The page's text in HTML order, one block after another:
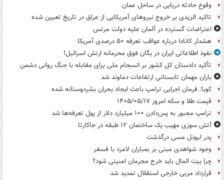
وقوع حادثه دریایی در ساحل عمان
تاکید الزیدی بر خروج نیروهای آمریکایی از عراق در تاریخ تعیین شده
اعتراضات گسترده در آلمان علیه دولت مرتس
هشدار کانادا درباره عواقب تعرفه ۵۰ درصدی آمریکا
نفوذ اطلاعاتی ایران در یگان فوق محرمانه ارتش اسرائیل!
تأکید دادستان کل کشور بر انسجام ملی برای مقابله با جنگ روانی دشمن
باران مهمان تابستانی ارتفاعات دماوند شد
کوبا: فرمان اجرایی ترامپ باعث ایجاد بحران بشردوستانه شده
قیمت طلا و سکه امروز ۱۴۰۵/۰۵/۱۷
ترامپ مجبور به پس‌دادن ۱۰۰ میلیارد دلار از پول تعرفه‌ها شد
آتش سوزی مهیب یک ساختمان ۱۲ طبقه در جاکارتا
پدر لیونل مسی درگذشت
وجود شواهدی مبنی بر بمباران لامرد با فسفر
چرا بیت المال باید خرج مجرمان امنیتی شود؟
قرارداد مربی خارجی استقلال تمدید شد